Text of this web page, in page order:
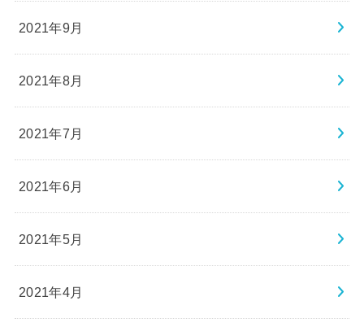
2021年9月
2021年8月
2021年7月
2021年6月
2021年5月
2021年4月